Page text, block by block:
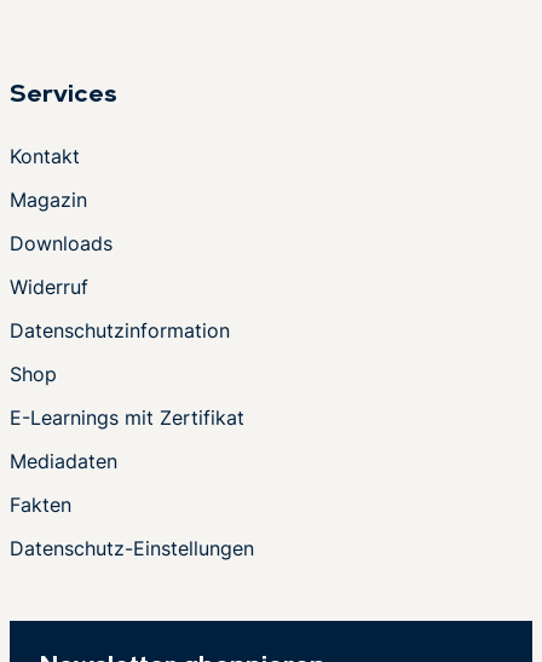
Services
Kontakt
Magazin
Downloads
Widerruf
Datenschutzinformation
Shop
E-Learnings mit Zertifikat
Mediadaten
Fakten
Datenschutz-Einstellungen